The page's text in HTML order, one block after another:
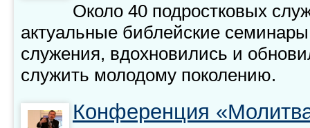
Около 40 подростковых
актуальные библейские семинары
служения, вдохновились и
служить молодому поколению.
Конференция